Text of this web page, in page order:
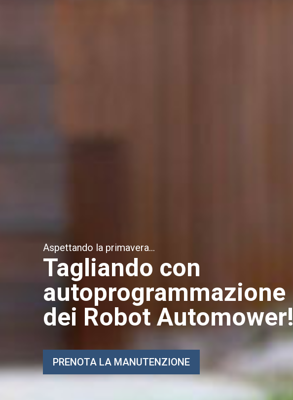
Tagliando con
autoprogrammazione
dei Robot Automower!
PRENOTA LA MANUTENZIONE
Aspettando la primavera...